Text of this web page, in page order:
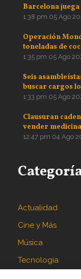
Barcelona
1:38 pm 05 Ago
Operación
toneladas de
1:35 pm 05 Ago
Seis
buscar cargos
1:33 pm 05 Ago
Clausuran
vender
12:47 pm 04 Ago
Actualidad
Cine y Más
Música
Tecnología